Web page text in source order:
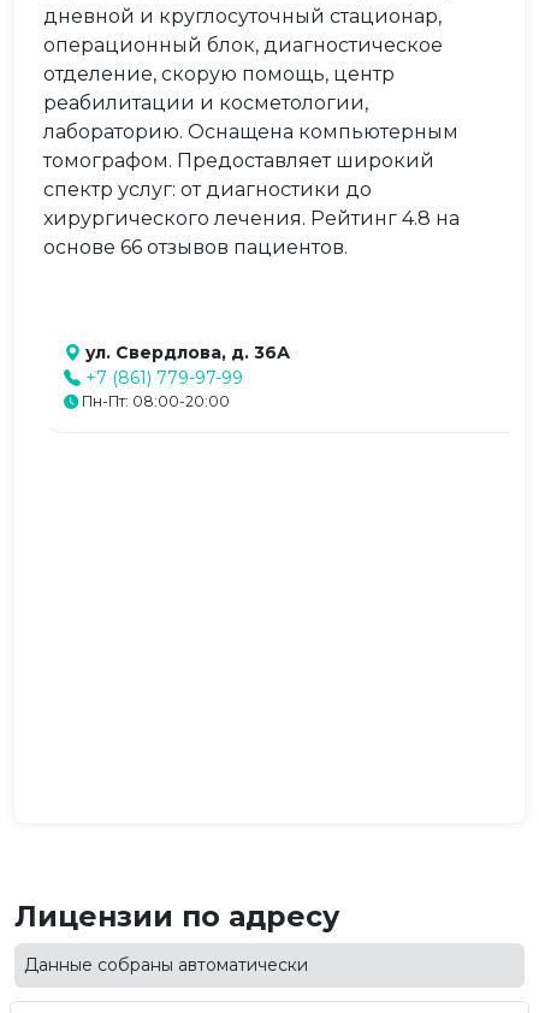
дневной и круглосуточный стационар,
операционный блок, диагностическое
отделение, скорую помощь, центр
реабилитации и косметологии,
лабораторию. Оснащена компьютерным
томографом. Предоставляет широкий
спектр услуг: от диагностики до
хирургического лечения. Рейтинг 4.8 на
основе 66 отзывов пациентов.
ул. Свердлова, д. 36А
+7 (861) 779-97-99
Пн-Пт: 08:00-20:00
Лицензии по адресу
Данные собраны автоматически